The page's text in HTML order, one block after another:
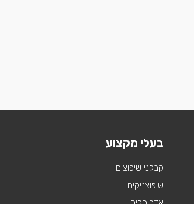
בעלי מקצוע
קבלני שיפוצים
שיפוצניקים